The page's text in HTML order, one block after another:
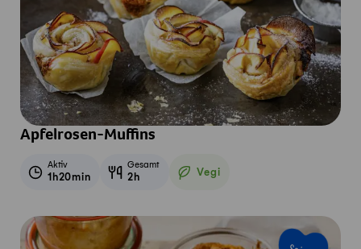
Apfelrosen-Muffins
Aktiv
1h20min
Gesamt
2h Vegi
Vegetarisch